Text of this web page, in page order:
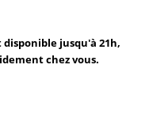
jusqu'à 21h,
chez vous.